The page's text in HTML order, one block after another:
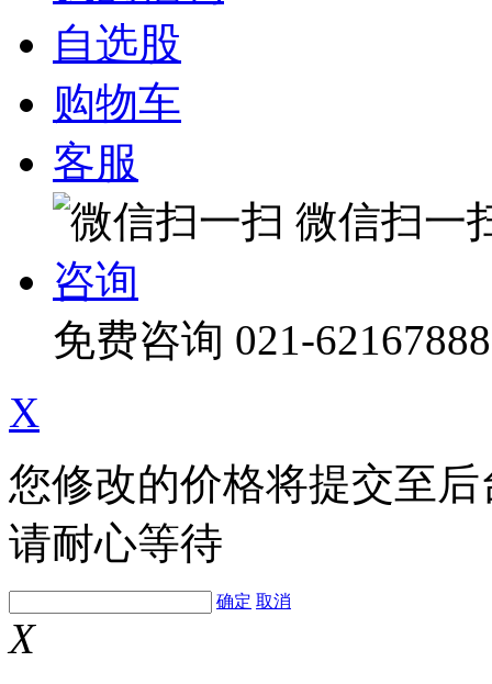
自选股
购物车
客服
微信扫一
咨询
免费咨询 021-62167888
X
您修改的价格将提交至
请耐心等待
确定 取消
X